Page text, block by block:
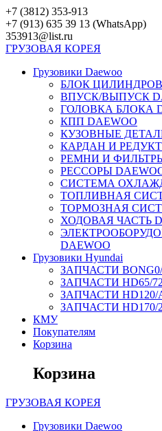
Перейти
к
контенту
+7 (3812) 353-913
+7 (913) 635 39 13 (WhatsApp)
353913@list.ru
ГРУЗОВАЯ КОРЕЯ
Грузовики Daewoo
БЛОК ЦИЛИНДРОВ
ВПУСК/ВЫПУСК
ГОЛОВКА БЛОКА
КПП DAEWOO
КУЗОВНЫЕ
КАРДАН И
РЕМНИ И ФИЛЬТРЫ
РЕССОРЫ
СИСТЕМА
ТОПЛИВНАЯ
ТОРМОЗНАЯ
ХОДОВАЯ ЧАСТЬ
DAEWOO
Грузовики Hyundai
ЗАПЧАСТИ BONG0/
ЗАПЧАСТИ HD65/
ЗАПЧАСТИ HD120/
ЗАПЧАСТИ HD170/
КМУ
Покупателям
Корзина
Корзина
ГРУЗОВАЯ КОРЕЯ
Грузовики Daewoo